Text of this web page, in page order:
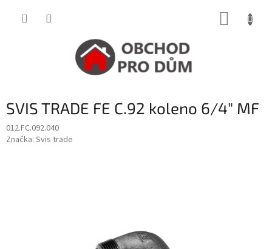
SVIS TRADE FE C.92 koleno 6/4" MF
012.FC.092.040
Značka: Svis trade